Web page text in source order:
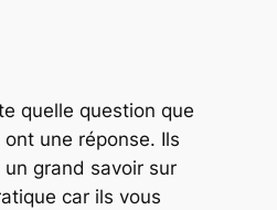
quelle question que
une réponse. Ils
grand savoir sur
car ils vous